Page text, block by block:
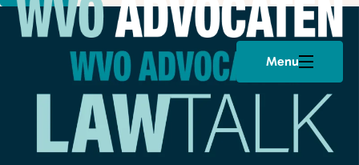
Menu
Onze specialisaties
Plan een afspraak